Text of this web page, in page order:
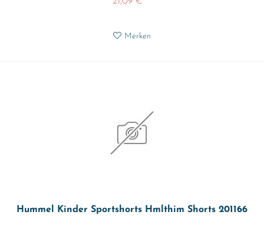
Merken
Hummel Kinder Sportshorts Hmlthim Shorts 201166